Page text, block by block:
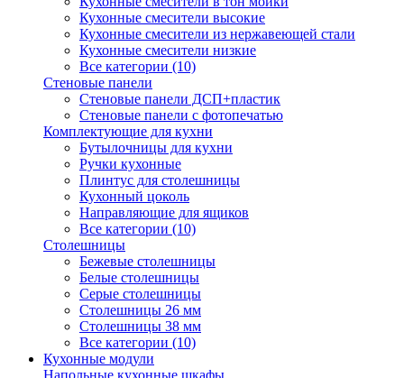
Кухонные смесители высокие
Кухонные смесители из нержавеющей стали
Кухонные смесители низкие
Все категории (10)
Стеновые панели
Стеновые панели ДСП+пластик
Стеновые панели с фотопечатью
Комплектующие для кухни
Бутылочницы для кухни
Ручки кухонные
Плинтус для столешницы
Кухонный цоколь
Направляющие для ящиков
Все категории (10)
Столешницы
Бежевые столешницы
Белые столешницы
Серые столешницы
Столешницы 26 мм
Столешницы 38 мм
Все категории (10)
Кухонные модули
Напольные кухонные шкафы